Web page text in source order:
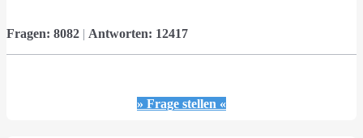
Fragen: 8082 | Antworten: 12417
» Frage stellen «